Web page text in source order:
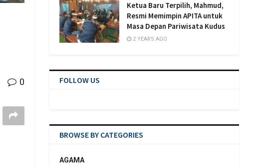
0
Ketua Baru Terpilih, Mahmud,
Resmi Memimpin APITA untuk
Masa Depan Pariwisata Kudus
2 YEARS AGO
FOLLOW US
BROWSE BY CATEGORIES
AGAMA